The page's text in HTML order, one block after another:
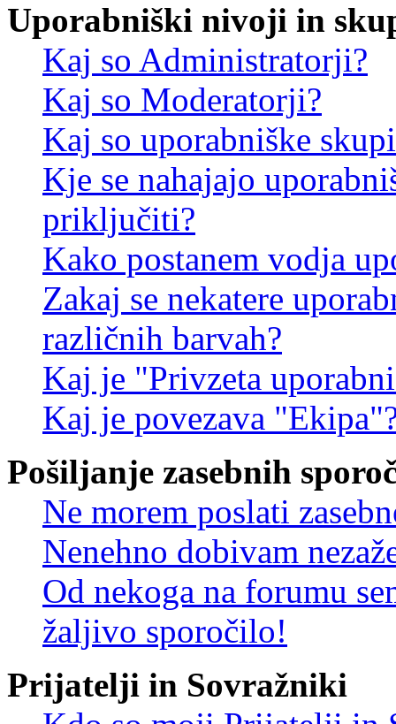
Uporabniški nivoji in
Kaj so Administratorji?
Kaj so Moderatorji?
Kaj so uporabniške
Kje se nahajajo
priključiti?
Kako postanem vodja
Zakaj se nekatere
različnih barvah?
Kaj je "Privzeta
Kaj je povezava
Pošiljanje zasebnih
Ne morem poslati
Nenehno dobivam
Od nekoga na forumu
žaljivo sporočilo!
Prijatelji in Sovražniki